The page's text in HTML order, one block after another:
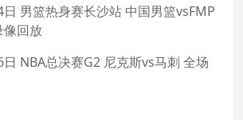
男篮热身赛长沙站 中国男篮vsFMP
像回放
NBA总决赛G2 尼克斯vs马刺 全场